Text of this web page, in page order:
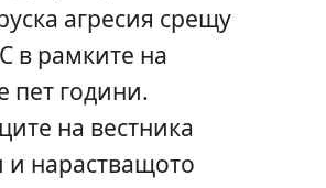
агресия срещу
в рамките на
пет години.
на вестника
и нарастващото